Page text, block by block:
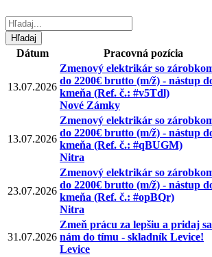
Dátum Pracovná pozícia
13.07.2026
Zmenový elektrikár so
do 2200€ brutto (m/ž) - nástup
kmeňa (Ref. č.: #v5Tdl)
Nové Zámky
13.07.2026
Zmenový elektrikár so
do 2200€ brutto (m/ž) - nástup
kmeňa (Ref. č.: #qBUGM)
Nitra
23.07.2026
Zmenový elektrikár so
do 2200€ brutto (m/ž) - nástup
kmeňa (Ref. č.: #opBQr)
Nitra
31.07.2026
Zmeň prácu za lepšiu a pridaj
nám do tímu - skladník Levice!
Levice